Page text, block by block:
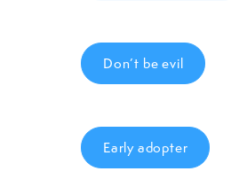
Don’t be evil
Early adopter